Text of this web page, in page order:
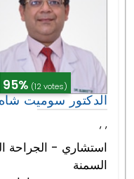
95% (12 votes)
الدكتور سوميت
, ,
استشاري - الجراحة
السمنة